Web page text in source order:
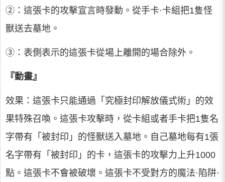
②：這張卡的攻擊宣言時發動。從手卡·卡組把1隻怪
獸送去墓地。
③：表側表示的這張卡從場上離開的場合除外。
『動畫』
效果：這張卡只能通過「究極封印解放儀式術」的效
果特殊召喚。這張卡攻擊時，從卡組或者手卡把1隻名
字帶有「被封印」的怪獸送入墓地。自己墓地每有1張
名字帶有「被封印」的卡，這張卡的攻擊力上升1000
點。這張卡不會被破壞。這張卡不受對方的魔法·陷阱·